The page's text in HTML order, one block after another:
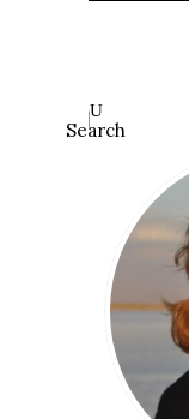
Search